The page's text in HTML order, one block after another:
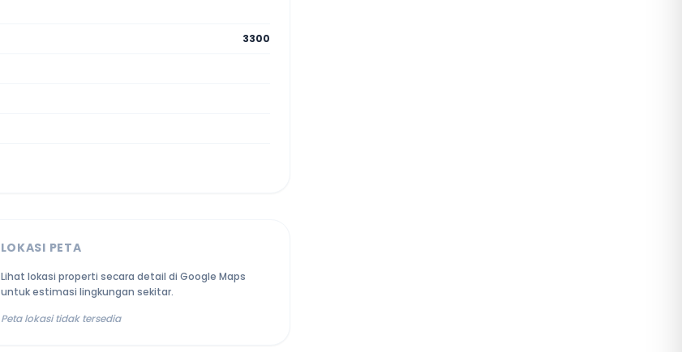
3300
LOKASI PETA
Lihat lokasi properti secara detail di Google Maps
untuk estimasi lingkungan sekitar.
Peta lokasi tidak tersedia